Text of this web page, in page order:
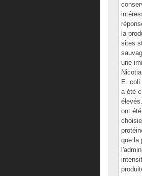
la
sites
une
E.
a été
ont
que la